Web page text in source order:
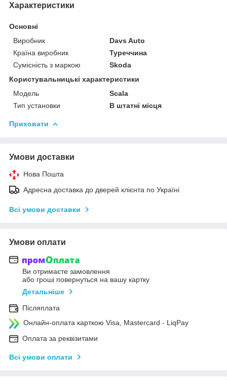
Характеристики
Основні
Виробник
Davs Auto
Країна виробник
Туреччина
Сумісність з маркою
Skoda
Користувальницькі характеристики
Мoдель
Scala
Тип установки
В штатні місця
Приховати
Умови доставки
Нова Пошта
Адресна доставка до дверей клієнта по Україні
Всі умови доставки
Умови оплати
Ви отримаєте замовлення
або гроші повернуться на вашу картку
Детальніше
Післяплата
Онлайн-оплата карткою Visa, Mastercard - LiqPay
Оплата за реквізитами
Всі умови оплати